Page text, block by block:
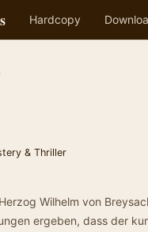
Hardcopy
& Thriller
Wilhelm von
ergeben, dass der